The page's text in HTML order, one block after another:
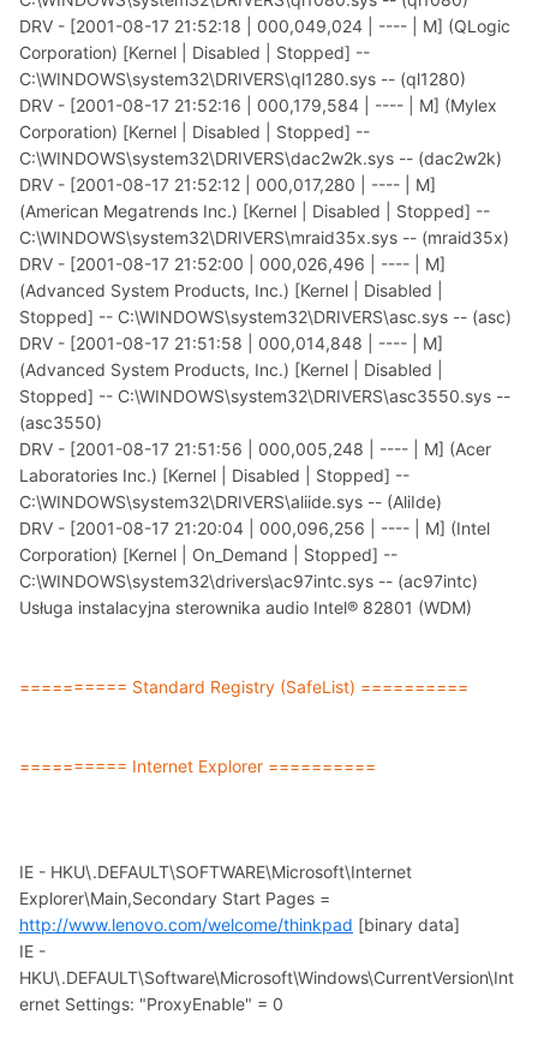
DRV - [2001-08-17 21:52:18 | 000,049,024 | ---- | M] (QLogic
Corporation) [Kernel | Disabled | Stopped] --
C:\WINDOWS\system32\DRIVERS\ql1280.sys -- (ql1280)
DRV - [2001-08-17 21:52:16 | 000,179,584 | ---- | M] (Mylex
Corporation) [Kernel | Disabled | Stopped] --
C:\WINDOWS\system32\DRIVERS\dac2w2k.sys -- (dac2w2k)
DRV - [2001-08-17 21:52:12 | 000,017,280 | ---- | M]
(American Megatrends Inc.) [Kernel | Disabled | Stopped] --
C:\WINDOWS\system32\DRIVERS\mraid35x.sys -- (mraid35x)
DRV - [2001-08-17 21:52:00 | 000,026,496 | ---- | M]
(Advanced System Products, Inc.) [Kernel | Disabled |
Stopped] -- C:\WINDOWS\system32\DRIVERS\asc.sys -- (asc)
DRV - [2001-08-17 21:51:58 | 000,014,848 | ---- | M]
(Advanced System Products, Inc.) [Kernel | Disabled |
Stopped] -- C:\WINDOWS\system32\DRIVERS\asc3550.sys --
(asc3550)
DRV - [2001-08-17 21:51:56 | 000,005,248 | ---- | M] (Acer
Laboratories Inc.) [Kernel | Disabled | Stopped] --
C:\WINDOWS\system32\DRIVERS\aliide.sys -- (AliIde)
DRV - [2001-08-17 21:20:04 | 000,096,256 | ---- | M] (Intel
Corporation) [Kernel | On_Demand | Stopped] --
C:\WINDOWS\system32\drivers\ac97intc.sys -- (ac97intc)
Usługa instalacyjna sterownika audio Intel® 82801 (WDM)
========== Standard Registry (SafeList) ==========
========== Internet Explorer ==========
IE - HKU\.DEFAULT\SOFTWARE\Microsoft\Internet
Explorer\Main,Secondary Start Pages =
http://www.lenovo.com/welcome/thinkpad [binary data]
IE -
HKU\.DEFAULT\Software\Microsoft\Windows\CurrentVersion\Int
ernet Settings: "ProxyEnable" = 0